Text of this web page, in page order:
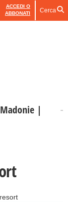
ACCEDI O
ABBONATI
Cerca
|